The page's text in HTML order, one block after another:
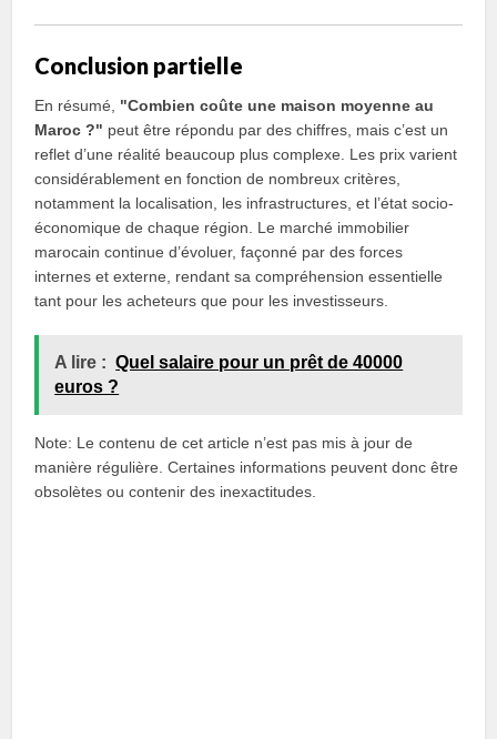
Conclusion partielle
En résumé, "Combien coûte une maison moyenne au
Maroc ?" peut être répondu par des chiffres, mais c’est un
reflet d’une réalité beaucoup plus complexe. Les prix varient
considérablement en fonction de nombreux critères,
notamment la localisation, les infrastructures, et l’état socio-
économique de chaque région. Le marché immobilier
marocain continue d’évoluer, façonné par des forces
internes et externe, rendant sa compréhension essentielle
tant pour les acheteurs que pour les investisseurs.
A lire : Quel salaire pour un prêt de 40000
euros ?
Note: Le contenu de cet article n’est pas mis à jour de
manière régulière. Certaines informations peuvent donc être
obsolètes ou contenir des inexactitudes.